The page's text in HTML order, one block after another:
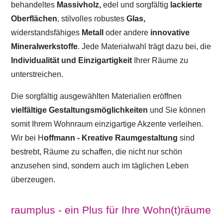
behandeltes Massivholz, edel und sorgfältig lackierte
Oberflächen, stilvolles robustesGlas,
widerstandsfähiges Metalloder andere innovative
Mineralwerkstoffe. Jede Materialwahl trägt dazu bei, die
Individualität und Einzigartigkeit Ihrer Räume zu
unterstreichen.
Die sorgfältig ausgewählten Materialien eröffnen
vielfältige Gestaltungsmöglichkeiten und Sie können
somit Ihrem Wohnraum einzigartige Akzente verleihen.
Wir bei Hoffmann - Kreative Raumgestaltung sind
bestrebt, Räume zu schaffen, die nicht nur schön
anzusehen sind, sondern auch im täglichen Leben
überzeugen.
raumplus - ein Plus für Ihre Wohn(t)räume